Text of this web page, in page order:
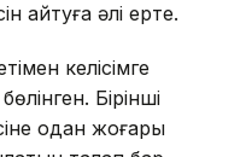
айтуға әлі ерте.
келісімге
Бірінші
одан жоғары